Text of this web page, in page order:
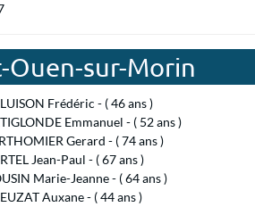
Ouen-sur-Morin
Frédéric - ( 46 ans )
Emmanuel - ( 52 ans )
Gerard - ( 74 ans )
Jean-Paul - ( 67 ans )
Marie-Jeanne - ( 64 ans )
Auxane - ( 44 ans )